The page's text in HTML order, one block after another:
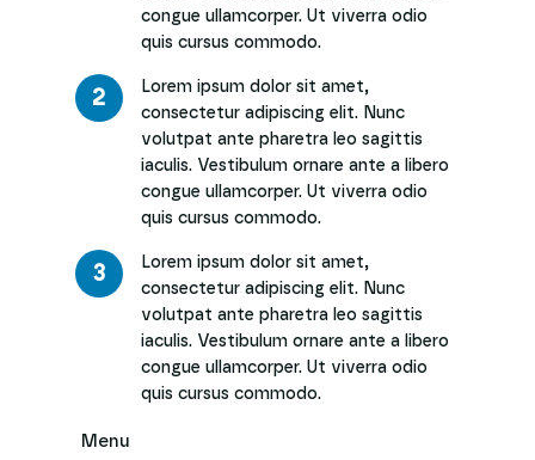
congue ullamcorper. Ut viverra odio
quis cursus commodo.
2
Lorem ipsum dolor sit amet,
consectetur adipiscing elit. Nunc
volutpat ante pharetra leo sagittis
iaculis. Vestibulum ornare ante a libero
congue ullamcorper. Ut viverra odio
quis cursus commodo.
3
Lorem ipsum dolor sit amet,
consectetur adipiscing elit. Nunc
volutpat ante pharetra leo sagittis
iaculis. Vestibulum ornare ante a libero
congue ullamcorper. Ut viverra odio
quis cursus commodo.
Menu